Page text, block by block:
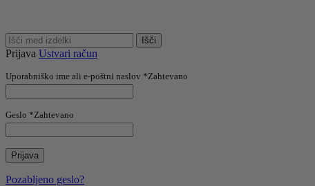
Išči
Prijava Ustvari račun
Uporabniško ime ali e-poštni naslov *Zahtevano
Geslo *Zahtevano
Prijava
Pozabljeno geslo?